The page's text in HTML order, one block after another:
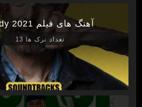
آهنگ های فیلم Nobody 2021
تعداد ترک ها 13